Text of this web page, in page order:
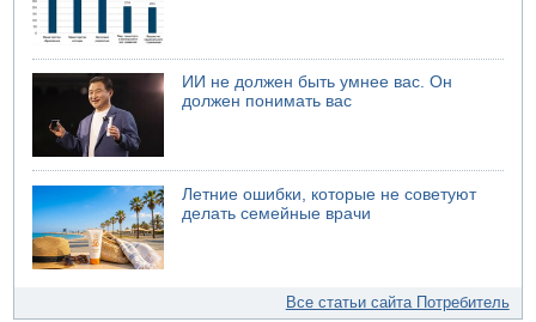
ИИ не должен быть умнее вас. Он
должен понимать вас
Летние ошибки, которые не советуют
делать семейные врачи
Все статьи сайта Потребитель